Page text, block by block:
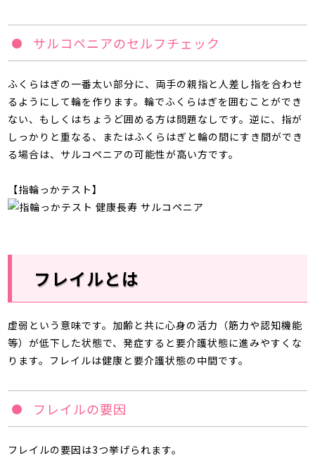
サルコペニアのセルフチェック
ふくらはぎの一番太い部分に、両手の親指と人差し指を合わせ
るようにして輪を作ります。輪でふくらはぎを囲むことができ
ない、もしくはちょうど囲める方は問題なしです。逆に、指が
しっかりと重なる、またはふくらはぎと輪の間にすき間ができ
る場合は、サルコペニアの可能性が高い方です。
【指輪っかテスト】
フレイルとは
虚弱という意味です。加齢と共に心身の活力（筋力や認知機能
等）が低下した状態で、発症すると要介護状態に進みやすくな
ります。フレイルは健康と要介護状態の中間です。
フレイルの要因
フレイルの要因は3つ挙げられます。